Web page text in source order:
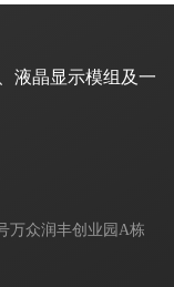
液晶显示模组及一
万众润丰创业园A栋